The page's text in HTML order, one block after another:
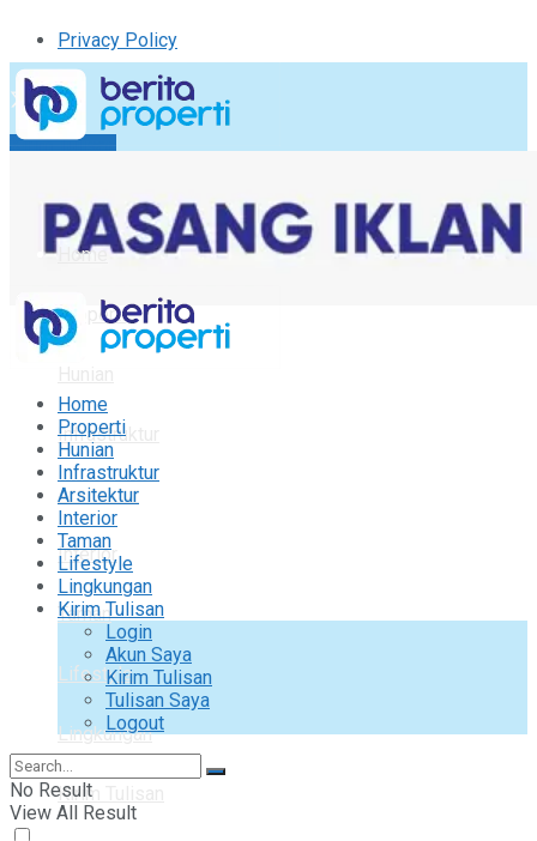
Privacy Policy
Kirim Tulisan
Logout
Home
Properti
Infrastruktur
Arsitektur
Interior
Taman
Lifestyle
Lingkungan
Kirim Tulisan
Home
Properti
Hunian
Infrastruktur
Arsitektur
Interior
Taman
Lifestyle
Lingkungan
Kirim Tulisan
Login
Akun Saya
Kirim Tulisan
Tulisan Saya
Logout
No Result
View All Result